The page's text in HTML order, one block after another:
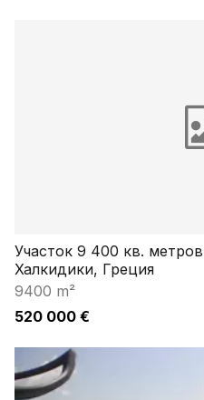
Участок 9 400 кв.
Халкидики, Греция
9400 m²
520 000 €